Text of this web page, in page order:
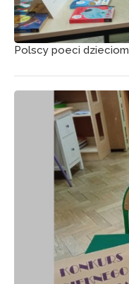
Polscy poeci dzieciom